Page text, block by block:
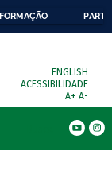
ENGLISH
ACESSIBILIDADE
A+ A-